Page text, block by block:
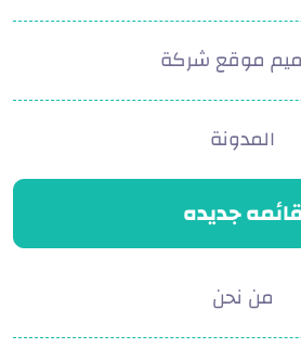
موقع شركة
المدونة
قائمه جديده
من نحن